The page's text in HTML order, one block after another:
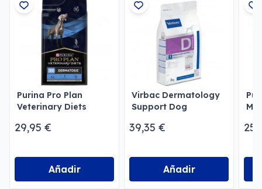
Purina Pro Plan
Veterinary Diets
29,95 €
Añadir
Virbac Dermatology
Support Dog
39,35 €
Añadir